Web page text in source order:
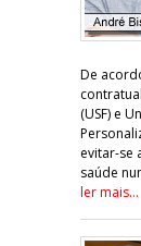
De
(USF) e
evitar-se
saúde
ler mais...